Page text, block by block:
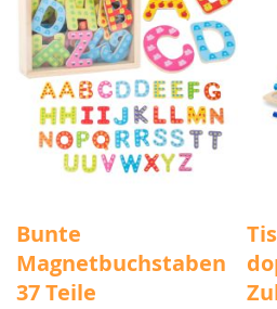
Bunte
Magnetbuchstaben
37 Teile